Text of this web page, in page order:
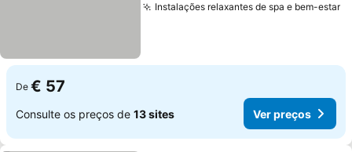
Instalações relaxantes de spa e bem-estar
De € 57
Consulte os preços de 13 sites Ver preços